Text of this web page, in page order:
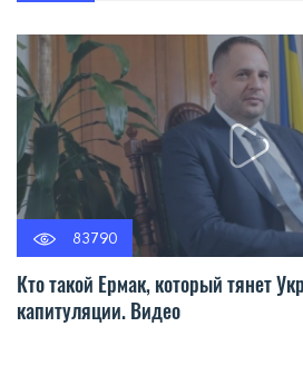
83790
Кто такой Ермак, который тянет
капитуляции. Видео